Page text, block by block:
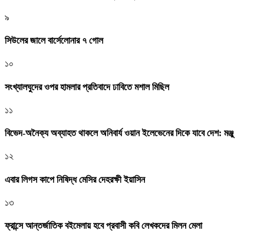
৯
সিউলের জালে বার্সেলোনার ৭ গোল
১০
সংখ্যালঘুদের ওপর হামলার প্রতিবাদে ঢাবিতে মশাল মিছিল
১১
বিভেদ-অনৈক্য অব্যাহত থাকলে অনিবার্য ওয়ান ইলেভেনের দিকে যাবে দেশ: মঞ্জু
১২
এবার লিগস কাপে নিষিদ্ধ মেসির দেহরক্ষী ইয়াসিন
১৩
ফ্রান্সে আন্তর্জাতিক বইমেলায় হবে প্রবাসী কবি লেখকদের মিলন মেলা